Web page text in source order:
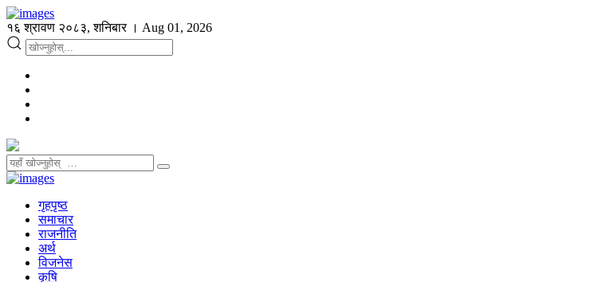
१६ श्रावण २०८३, शनिबार । Aug 01, 2026
गृहपृष्ठ
समाचार
राजनीति
अर्थ
विजनेस
कृषि